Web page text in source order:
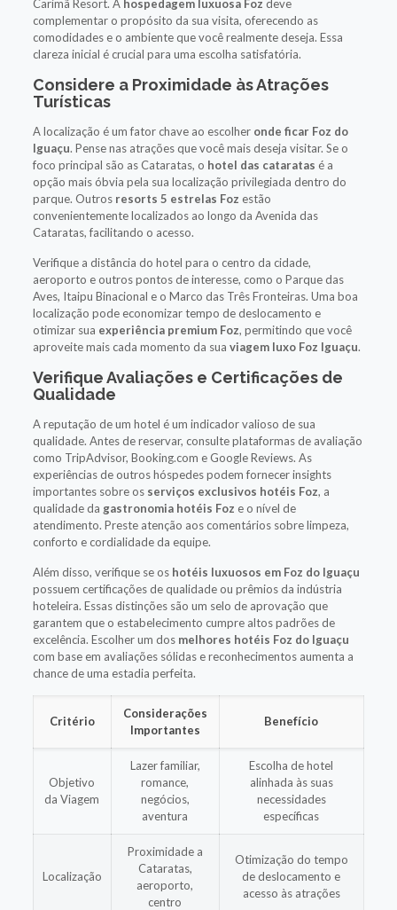
Carimã Resort. A hospedagem luxuosa Foz deve
complementar o propósito da sua visita, oferecendo as
comodidades e o ambiente que você realmente deseja. Essa
clareza inicial é crucial para uma escolha satisfatória.
Considere a Proximidade às Atrações
Turísticas
A localização é um fator chave ao escolher onde ficar Foz do
Iguaçu. Pense nas atrações que você mais deseja visitar. Se o
foco principal são as Cataratas, o hotel das cataratas é a
opção mais óbvia pela sua localização privilegiada dentro do
parque. Outros resorts 5 estrelas Foz estão
convenientemente localizados ao longo da Avenida das
Cataratas, facilitando o acesso.
Verifique a distância do hotel para o centro da cidade,
aeroporto e outros pontos de interesse, como o Parque das
Aves, Itaipu Binacional e o Marco das Três Fronteiras. Uma boa
localização pode economizar tempo de deslocamento e
otimizar sua experiência premium Foz, permitindo que você
aproveite mais cada momento da sua viagem luxo Foz Iguaçu.
Verifique Avaliações e Certificações de
Qualidade
A reputação de um hotel é um indicador valioso de sua
qualidade. Antes de reservar, consulte plataformas de avaliação
como TripAdvisor, Booking.com e Google Reviews. As
experiências de outros hóspedes podem fornecer insights
importantes sobre os serviços exclusivos hotéis Foz, a
qualidade da gastronomia hotéis Foz e o nível de
atendimento. Preste atenção aos comentários sobre limpeza,
conforto e cordialidade da equipe.
Além disso, verifique se os hotéis luxuosos em Foz do Iguaçu
possuem certificações de qualidade ou prêmios da indústria
hoteleira. Essas distinções são um selo de aprovação que
garantem que o estabelecimento cumpre altos padrões de
excelência. Escolher um dos melhores hotéis Foz do Iguaçu
com base em avaliações sólidas e reconhecimentos aumenta a
chance de uma estadia perfeita.
Critério
Considerações
Importantes
Benefício
Objetivo
da Viagem
Lazer familiar,
romance,
negócios,
aventura
Escolha de hotel
alinhada às suas
necessidades
específicas
Localização
Proximidade a
Cataratas,
aeroporto,
centro
Otimização do tempo
de deslocamento e
acesso às atrações